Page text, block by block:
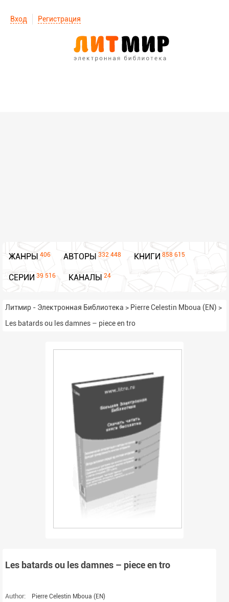
Вход Регистрация
ЖАНРЫ 406 АВТОРЫ 332 448 КНИГИ 858 615
СЕРИИ 39 516 КАНАЛЫ 24
Литмир - Электронная Библиотека > Pierre Celestin Mboua (EN) >
Les batards ou les damnes – piece en tro
Les batards ou les damnes – piece en tro
Author: Pierre Celestin Mboua (EN)